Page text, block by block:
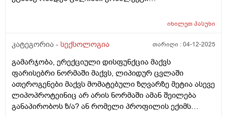
იხილეთპასუხი
კატეგორია - სექსოლოგია თარიღი :04-12-2025
გამარჯობა, ერექციული დისფუნქცია მაქვს
ფარისებრი ნორმაში მაქვს, ლიპიდურ ცვლაში
ათეროგენები მაქვს მომატებული ზღვარზე მეტია ასევე
ლიპოპროტეინიც არ არის ნორმაში ამან შეილება
განაპირობოს ზ/ა? ან რომელი პროფილის ექიმს